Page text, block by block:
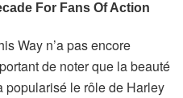
Way n’a pas encore
de noter que la beauté
popularisé le rôle de Harley